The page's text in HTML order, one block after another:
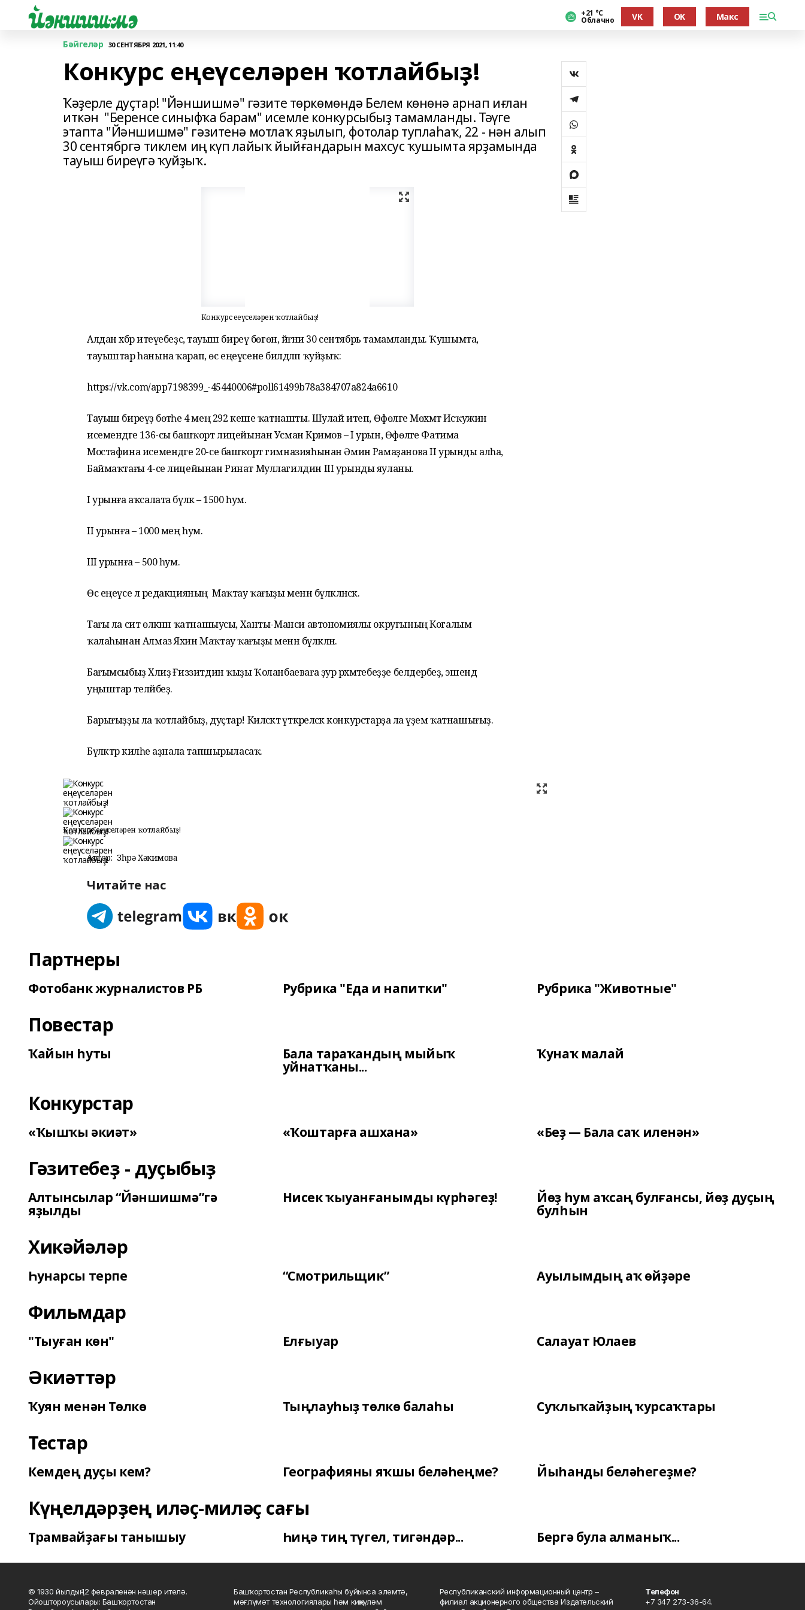
+21 °С
Облачно VK OK Макс
Бәйгеләр 30 СЕНТЯБРЯ 2021, 11:40
Конкурс еңеүселәрен ҡотлайбыҙ!
Ҡәҙерле дуҫтар! "Йәншишмә" гәзите төркөмөндә Белем көнөнә арнап иғлан
иткән "Беренсе синыфҡа барам" исемле конкурсыбыҙ тамамланды. Тәүге
этапта "Йәншишмә" гәзитенә мотлаҡ яҙылып, фотолар туплаһаҡ, 22 - нән алып
30 сентябргә тиклем иң күп лайыҡ йыйғандарын махсус ҡушымта ярҙамында
тауыш биреүгә ҡуйҙыҡ.
Конкурс еңеүселәрен ҡотлайбыҙ!
Алдан хәбәр итеүебеҙсә, тауыш биреү бөгөн, йәғни 30 сентябрь тамамланды. Ҡушымта,
тауыштар һанына ҡарап, өс еңеүсене билдәләп ҡуйҙыҡ:
https://vk.com/app7198399_-45440006#poll61499b78a384707a824a6610
Тауыш биреүҙә бөтәһе 4 мең 292 кеше ҡатнашты. Шулай итеп, Өфөләге Мөхәмәт Исҡужин
исемендәге 136-сы башҡорт лицейынан Усман Кәримов – I урын, Өфөләге Фатима
Мостафина исемендәге 20-се башҡорт гимназияһынан Әминә Рамаҙанова II урынды алһа,
Баймаҡтағы 4-се лицейынан Ринат Муллагилдин III урынды яуланы.
I урынға аҡсалата бүләк – 1500 һум.
II урынға – 1000 мең һум.
III урынға – 500 һум.
Өс еңеүсе лә редакцияның Маҡтау ҡағыҙы менән бүләкләнәсәк.
Тағы ла сит өлкәнән ҡатнашыусы, Ханты-Манси автономиялы округының Когалым
ҡалаһынан Алмаз Яхин Маҡтау ҡағыҙы менән бүләкләнә.
Бағымсыбыҙ Хәлиҙә Ғиззитдин ҡыҙы Ҡоланбаеваға ҙур рәхмәтебеҙҙе белдерәбеҙ, эшендә
уңыштар теләйбеҙ.
Барығыҙҙы ла ҡотлайбыҙ, дуҫтар! Киләсәктә үткәреләсәк конкурстарҙа ла әүҙем ҡатнашығыҙ.
Бүләктәр киләһе аҙнала тапшырыласаҡ.
Конкурс еңеүселәрен ҡотлайбыҙ!
Автор: Зөһрә Хәкимова
Читайте нас
Партнеры
Фотобанк журналистов РБ Рубрика "Еда и напитки" Рубрика "Животные"
Повестар
Ҡайын һуты Бала тараҡандың мыйыҡ
уйнатҡаны...
Ҡунаҡ малай
Конкурстар
«Ҡышҡы әкиәт» «Ҡоштарға ашхана» «Беҙ — Бала саҡ иленән»
Гәзитебеҙ - дуҫыбыҙ
Алтынсылар “Йәншишмә”гә
яҙылды
Нисек ҡыуанғанымды күрһәгеҙ! Йөҙ һум аҡсаң булғансы, йөҙ дуҫың
булһын
Хикәйәләр
Һунарсы терпе “Смотрильщик” Ауылымдың аҡ өйҙәре
Фильмдар
"Тыуған көн" Елғыуар Салауат Юлаев
Әкиәттәр
Ҡуян менән Төлкө Тыңлауһыҙ төлкө балаһы Суҡлыҡайҙың ҡурсаҡтары
Тестар
Кемдең дуҫы кем? Географияны яҡшы беләһеңме? Йыһанды беләһегеҙме?
Күңелдәрҙең иләҫ-миләҫ сағы
Трамвайҙағы танышыу Һиңә тиң түгел, тигәндәр... Бергә була алманыҡ...
© 1930 йылдың 12 февраленән нәшер ителә.
Ойоштороусылары: Башҡортостан
Башҡортостан Республикаһы буйынса элемтә,
мәғлүмәт технологиялары һәм киңкүләм
Республиканский информационный центр –
филиал акционерного общества Издательский
Телефон
+7 347 273-36-64.